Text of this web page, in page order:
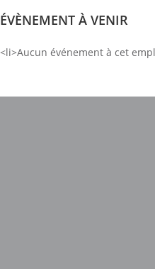
ÉVÈNEMENT À VENIR
<li>Aucun événement à cet